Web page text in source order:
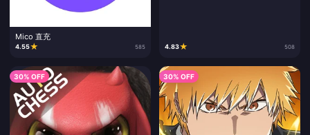
Mico 直充
4.55★ 585 4.83★ 508
30% OFF 30% OFF